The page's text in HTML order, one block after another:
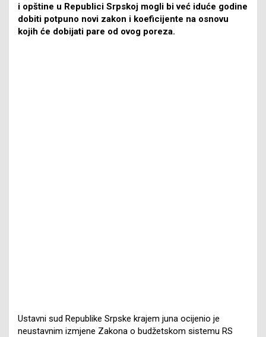
i opštine u Republici Srpskoj mogli bi već iduće godine
dobiti potpuno novi zakon i koeficijente na osnovu
kojih će dobijati pare od ovog poreza.
Ustavni sud Republike Srpske krajem juna ocijenio je
neustavnim izmjene Zakona o budžetskom sistemu RS